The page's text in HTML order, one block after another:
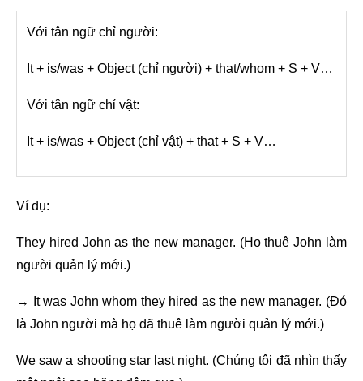
Với tân ngữ chỉ người:
It + is/was + Object (chỉ người) + that/whom + S + V…
Với tân ngữ chỉ vật:
It + is/was + Object (chỉ vật) + that + S + V…
Ví dụ:
They hired John as the new manager. (Họ thuê John làm
người quản lý mới.)
→ It was John whom they hired as the new manager. (Đó
là John người mà họ đã thuê làm người quản lý mới.)
We saw a shooting star last night. (Chúng tôi đã nhìn thấy